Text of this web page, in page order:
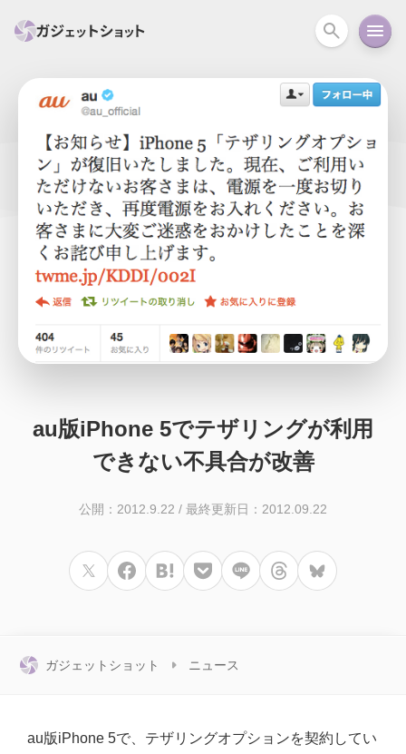
すべて スマホ PC関連 カメラ ウェアラ
セール情報 スマートホーム アクションカメラ カメラ
回線 iPhone iPad Mac Android コラム
ニュース オーディオ
au版iPhone 5でテザリングが利用
できない不具合が改善
公開：2012.9.22 / 最終更新日：2012.09.22
ガジェットショット ニュース
au版iPhone 5で、テザリングオプションを契約してい